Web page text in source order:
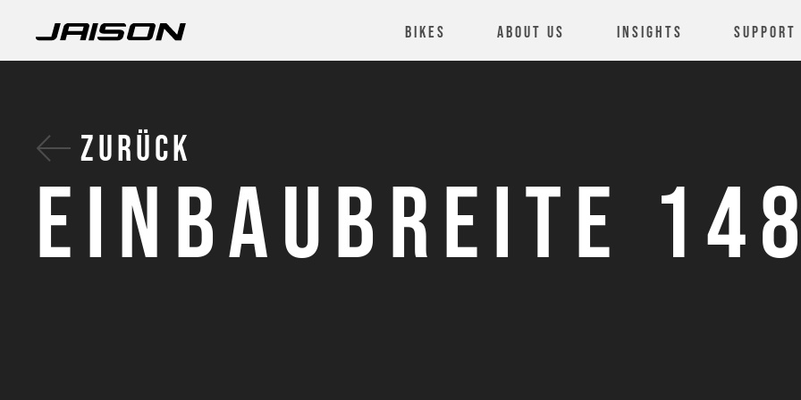
Bikes About us Insights Support
ZURÜCK
EINBAUBREITE 148